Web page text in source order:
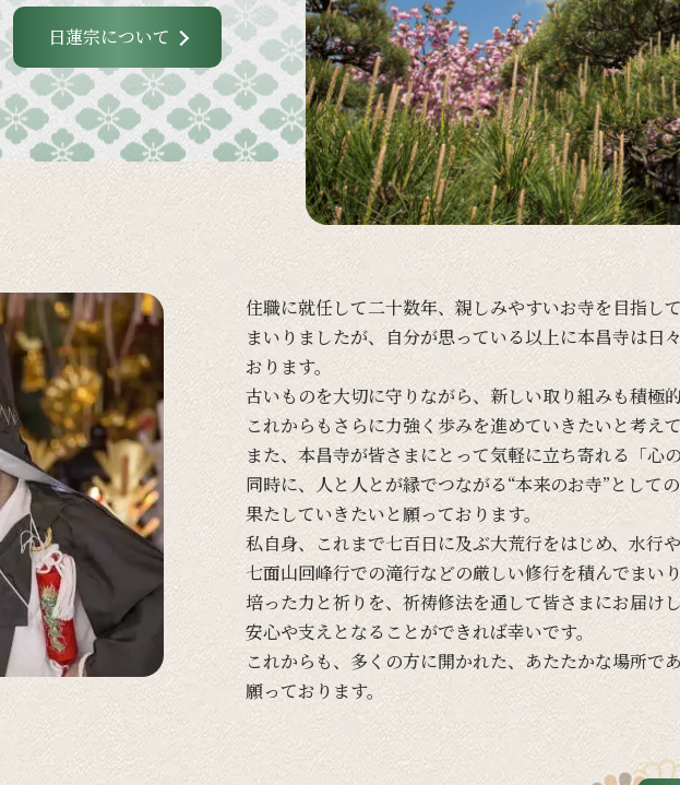
日蓮宗について
住職に就任して二十数年、 親しみやすいお寺を目指して
まいりましたが、自分が思っている以上に本昌寺は日々
おります。
古いものを大切に守りながら、 新しい取り組みも積極
これからも さらに力強く 歩みを進めていきたいと考え
また、 本昌寺が皆さまにとって気軽に立ち寄れる 「心
同時に、 人と 人とが縁でつながる“本来のお寺”と しての
果たしていきたいと願っております。
私自身、
これまで七百日に及ぶ大荒行をはじめ、 水行や
七面山回峰行での滝行などの厳しい修行を積んでまい
培った力と祈りを、 祈祷修法を通して皆さまにお届け
安心や支えとなる ことができれば幸いです。
これからも、 多くの方に開かれた、 あたたかな場所で
願っております。